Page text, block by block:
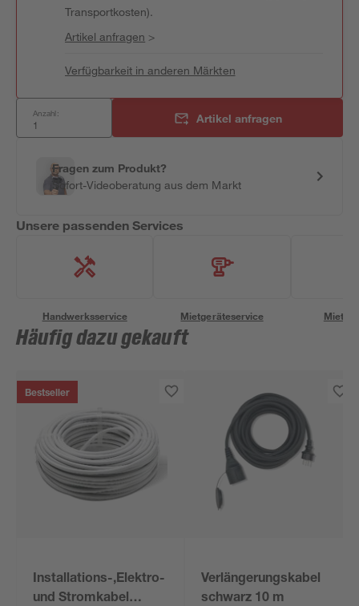
Transportkosten).
Artikel anfragen >
Verfügbarkeit in anderen Märkten
Anzahl: Artikel anfragen
Fragen zum Produkt?
Sofort-Videoberatung aus dem Markt
Unsere passenden Services
Handwerksservice Mietgeräteservice
Häufig dazu gekauft
Bestseller
Installations-,Elektro-
und Stromkabel
Verlängerungskabel
schwarz 10 m